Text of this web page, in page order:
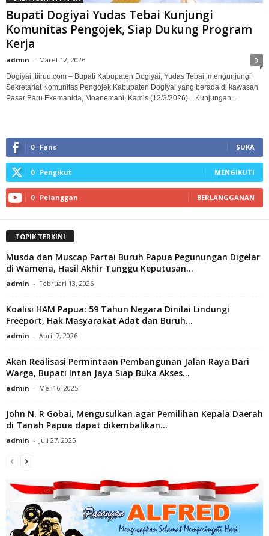
Bupati Dogiyai Yudas Tebai Kunjungi
Komunitas Pengojek, Siap Dukung Program
Kerja
admin - Maret 12, 2026 0
Dogiyai, tiiruu.com – Bupati Kabupaten Dogiyai, Yudas Tebai, mengunjungi
Sekretariat Komunitas Pengojek Kabupaten Dogiyai yang berada di kawasan
Pasar Baru Ekemanida, Moanemani, Kamis (12/3/2026). Kunjungan...
0 Fans SUKA
0 Pengikut MENGIKUTI
0 Pelanggan BERLANGGANAN
TOPIK TERKINI
Musda dan Muscap Partai Buruh Papua Pegunungan Digelar
di Wamena, Hasil Akhir Tunggu Keputusan...
admin - Februari 13, 2026
Koalisi HAM Papua: 59 Tahun Negara Dinilai Lindungi
Freeport, Hak Masyarakat Adat dan Buruh...
admin - April 7, 2026
Akan Realisasi Permintaan Pembangunan Jalan Raya Dari
Warga, Bupati Intan Jaya Siap Buka Akses...
admin - Mei 16, 2025
John N. R Gobai, Mengusulkan agar Pemilihan Kepala Daerah
di Tanah Papua dapat dikembalikan...
admin - Juli 27, 2025